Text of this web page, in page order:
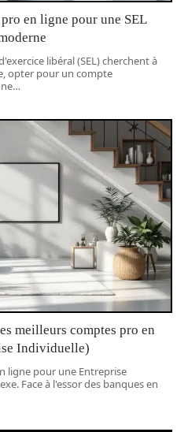
en ligne pour une SEL
libéral (SEL) cherchent à
opter pour un compte
…
meilleurs comptes pro en
Individuelle)
ligne pour une Entreprise
Face à l'essor des banques en